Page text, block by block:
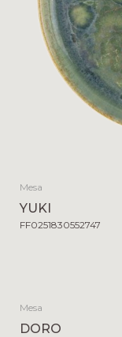
Mesa
YUKI
FF0251830552747
Mesa
DORO